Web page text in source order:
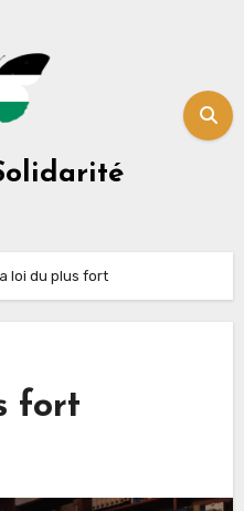
loi du plus fort
fort